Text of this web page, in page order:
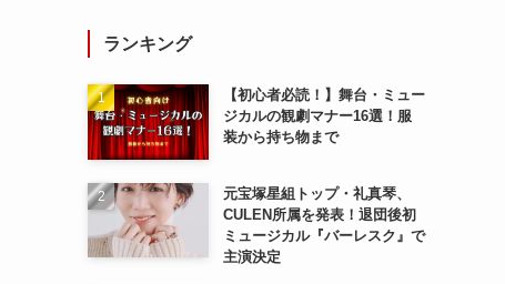
ランキング
【初心者必読！】舞台・ミュー
ジカルの観劇マナー16選！服
装から持ち物まで
元宝塚星組トップ・礼真琴、
CULEN所属を発表！退団後初
ミュージカル『バーレスク』で
主演決定